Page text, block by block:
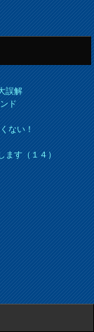
誤解
ド
ない！
ます（１４）